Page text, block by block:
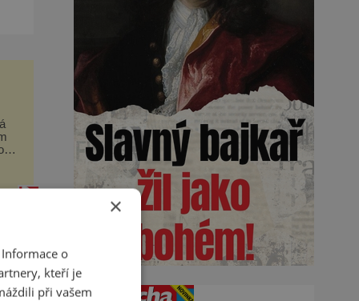
×
o
kteří je
při vašem